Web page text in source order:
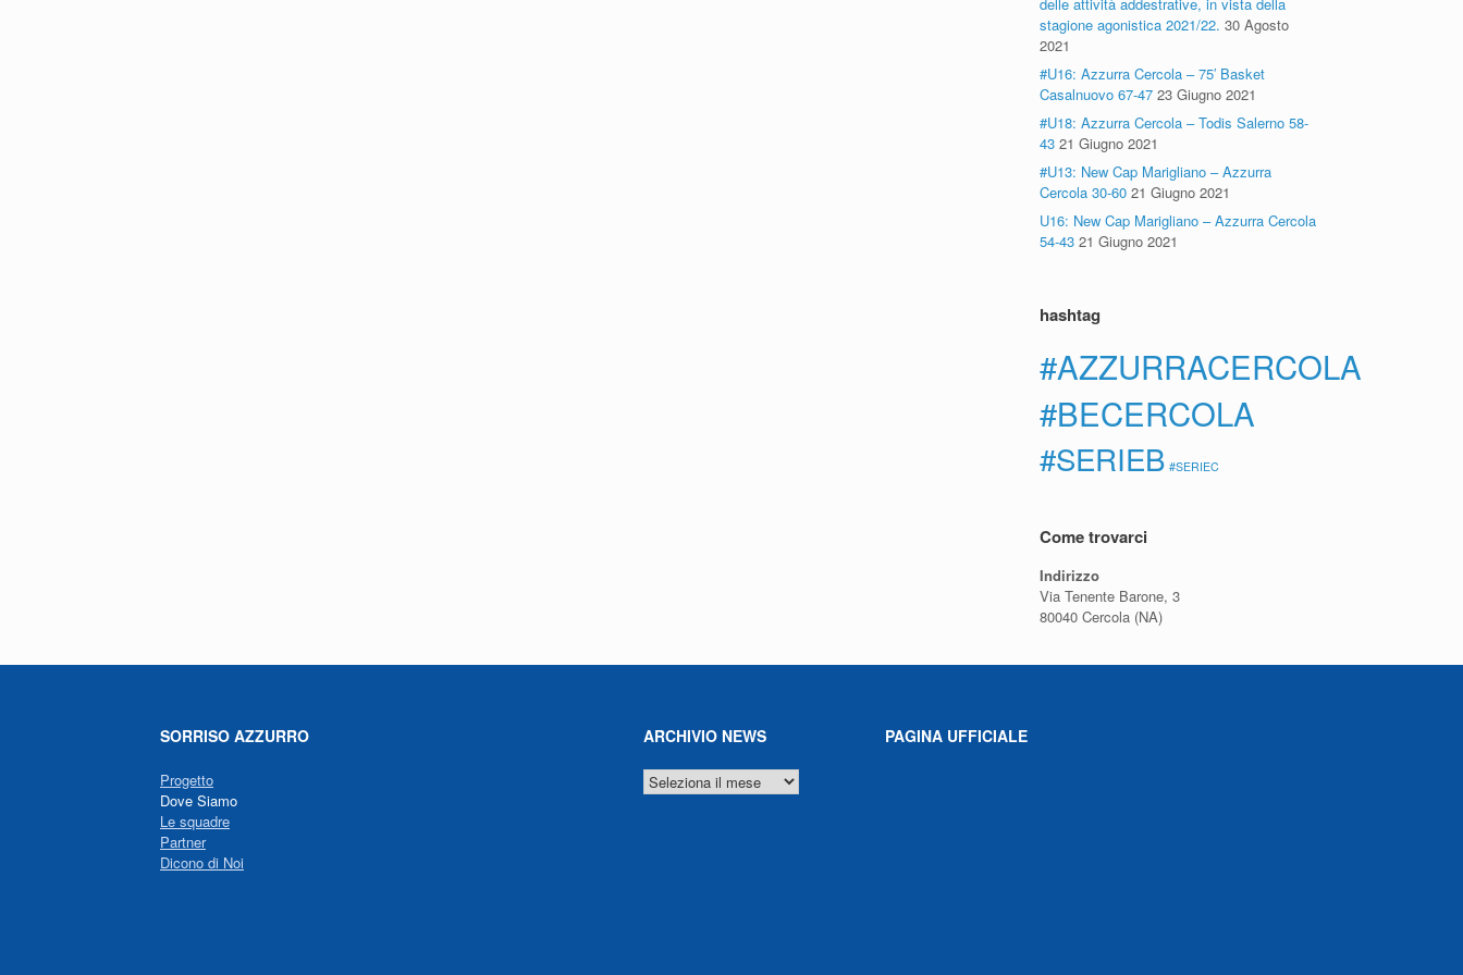
stagione agonistica 2021/22. 30 Agosto
2021
#U16: Azzurra Cercola – 75′ Basket
Casalnuovo 67-47 23 Giugno 2021
#U18: Azzurra Cercola – Todis Salerno 58-
43 21 Giugno 2021
#U13: New Cap Marigliano – Azzurra
Cercola 30-60 21 Giugno 2021
U16: New Cap Marigliano – Azzurra Cercola
54-43 21 Giugno 2021
hashtag
#AZZURRACERCOLA
#BECERCOLA
#SERIEB #SERIEC
Come trovarci
Indirizzo
Via Tenente Barone, 3
80040 Cercola (NA)
SORRISO AZZURRO
Progetto
Dove Siamo
Le squadre
Partner
Dicono di Noi
ARCHIVIO NEWS
ARCHIVIO
NEWS
PAGINA UFFICIALE